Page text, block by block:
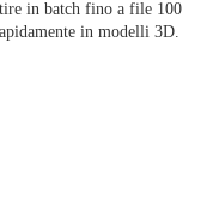
in batch fino a file 100
in modelli 3D.